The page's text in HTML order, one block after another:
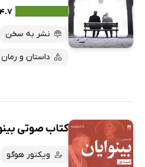
۴.۷
نشر به سخن
داستان و
کتاب صوتی
ویکتور هوگو